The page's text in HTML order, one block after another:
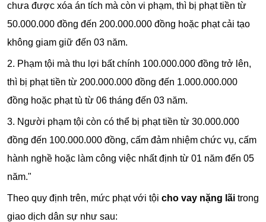
chưa được xóa án tích mà còn vi phạm, thì bị phạt tiền từ
50.000.000 đồng đến 200.000.000 đồng hoặc phạt cải tạo
không giam giữ đến 03 năm.
2. Phạm tội mà thu lợi bất chính 100.000.000 đồng trở lên,
thì bị phạt tiền từ 200.000.000 đồng đến 1.000.000.000
đồng hoặc phạt tù từ 06 tháng đến 03 năm.
3. Người phạm tội còn có thể bị phạt tiền từ 30.000.000
đồng đến 100.000.000 đồng, cấm đảm nhiệm chức vụ, cấm
hành nghề hoặc làm công việc nhất định từ 01 năm đến 05
năm."
Theo quy định trên, mức phạt với tội cho vay nặng lãi trong
giao dịch dân sự như sau: